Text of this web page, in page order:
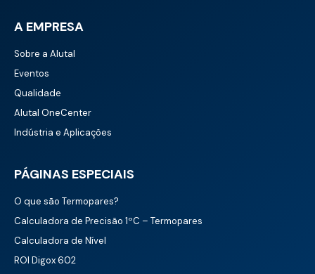
A EMPRESA
Sobre a Alutal
Eventos
Qualidade
Alutal OneCenter
Indústria e Aplicações
PÁGINAS ESPECIAIS
O que são Termopares?
Calculadora de Precisão 1ºC – Termopares
Calculadora de Nível
ROI Digox 602